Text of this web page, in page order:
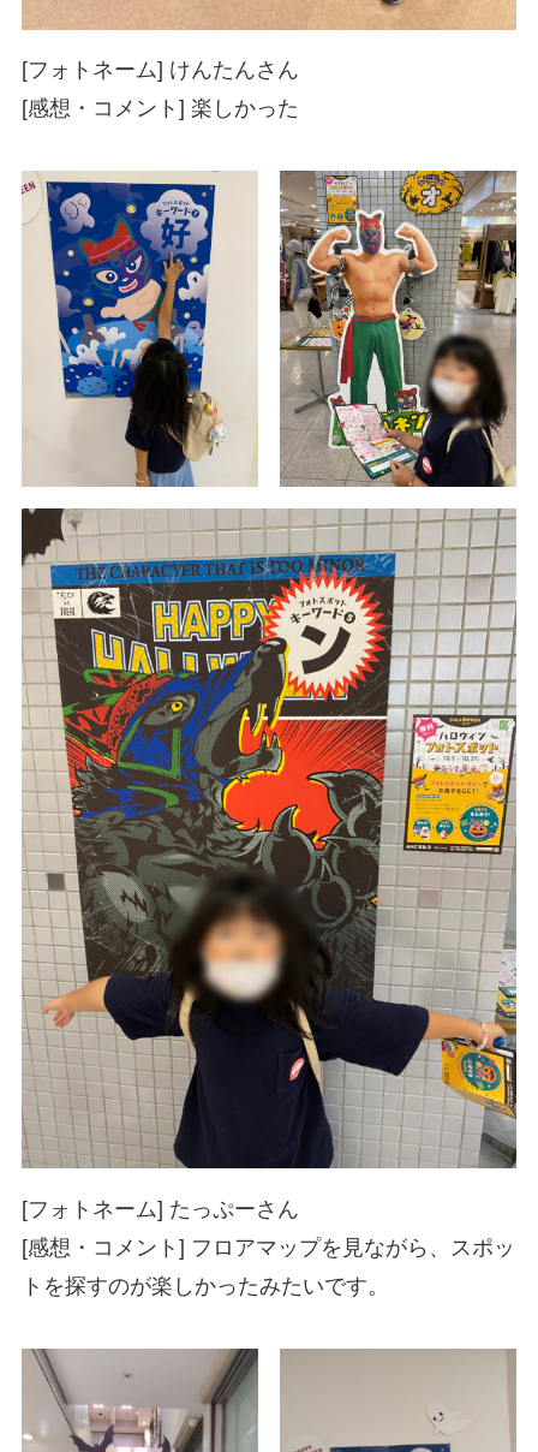
[フォトネーム] けんたんさん
[感想・コメント] 楽しかった
[フォトネーム] たっぷーさん
[感想・コメント] フロアマップを見ながら、スポッ
トを探すのが楽しかったみたいです。